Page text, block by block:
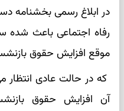
در ابلاغ رسمی بخشنامه
رفاه اجتماعی باعث شده
موقع افزایش حقوق
که در حالت عادی انتظار
آن افزایش حقوق